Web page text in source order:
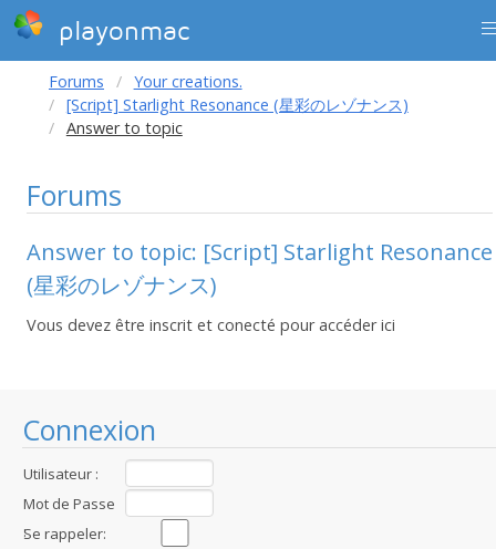
playonmac
Connexion
Utilisateur :
Mot de Passe
:Se rappeler:
Forums
Your creations.
[Script] Starlight Resonance (星彩のレゾナンス)
Answer to topic
Forums
Answer to topic: [Script] Starlight Resonance
(星彩のレゾナンス)
Vous devez être inscrit et conecté pour accéder ici